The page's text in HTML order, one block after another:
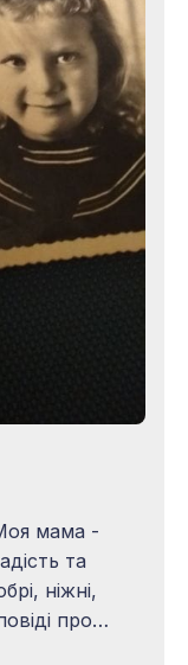
мама -
та
ніжні,